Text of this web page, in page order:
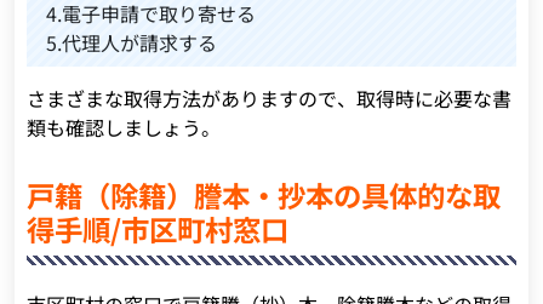
4.電子申請で取り寄せる
5.代理人が請求する
さまざまな取得方法がありますので、取得時に必要な書
類も確認しましょう。
戸籍（除籍）謄本・抄本の具体的な取
得手順/市区町村窓口